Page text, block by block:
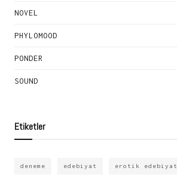
NOVEL
PHYLOMOOD
PONDER
SOUND
Etiketler
deneme edebiyat erotik edebiyat